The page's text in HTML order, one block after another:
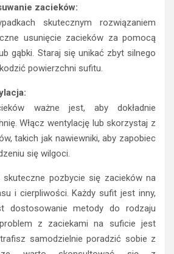
zacieków:
skutecznym rozwiązaniem
usunięcie zacieków za pomocą
gąbki. Staraj się unikać zbyt silnego
powierzchni sufitu.
ważne jest, aby dokładnie
Włącz wentylację lub skorzystaj z
takich jak nawiewniki, aby zapobiec
się wilgoci.
pozbycie się zacieków na
i cierpliwości. Każdy sufit jest inny,
dostosowanie metody do rodzaju
z zaciekami na suficie jest
samodzielnie poradzić sobie z